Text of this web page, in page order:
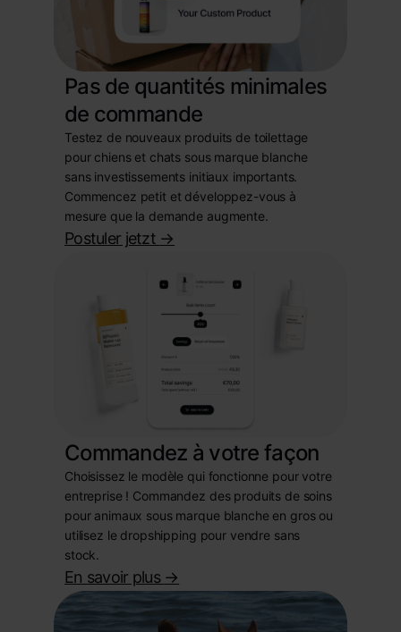
Pas de quantités minimales
de commande
Testez de nouveaux produits de toilettage
pour chiens et chats sous marque blanche
sans investissements initiaux importants.
Commencez petit et développez-vous à
mesure que la demande augmente.
Postuler jetzt ->
Commandez à votre façon
Choisissez le modèle qui fonctionne pour votre
entreprise ! Commandez des produits de soins
pour animaux sous marque blanche en gros ou
utilisez le dropshipping pour vendre sans
stock.
En savoir plus ->